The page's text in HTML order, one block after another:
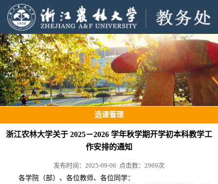
选课管理
浙江农林大学关于 2025－2026 学年秋学期开学初本科教学工
作安排的通知
发布时间：2025-09-06 点击数： 2969次
各学院（部）、各位教师、各位同学：